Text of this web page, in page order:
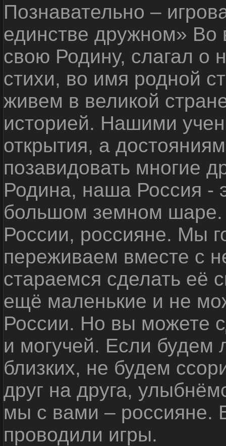
Познавательно –
единстве дружном»
свою Родину, слагал о
стихи, во имя родной
живем в великой
историей. Нашими
открытия, а
позавидовать многие
Родина, наша Россия -
большом земном
России, россияне. Мы
переживаем вместе с
стараемся сделать её
ещё маленькие и не
России. Но вы можете
и могучей. Если будем
близких, не будем
друг на друга,
мы с вами – россияне.
проводили игры.